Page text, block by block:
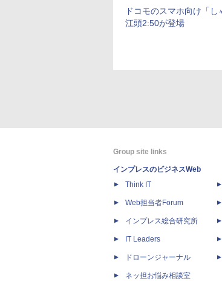
ドコモのスマホ向け「
江頭2:50が登場
Group site links
インプレスのビジネスWeb
Think IT
Web担当者Forum
インプレス総合研究所
IT Leaders
ドローンジャーナル
ネッ担お悩み相談室